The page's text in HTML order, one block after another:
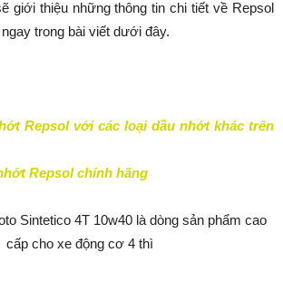
giới thiệu những thông tin chi tiết về Repsol
trong bài viết dưới đây.
Repsol với các loại dầu nhớt khác trên
Repsol chính hãng